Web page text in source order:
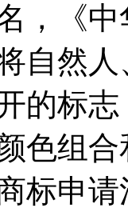
，《
自然
的标
色组
标申